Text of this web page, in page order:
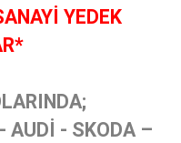
YEDEK
AUDİ - SKODA –